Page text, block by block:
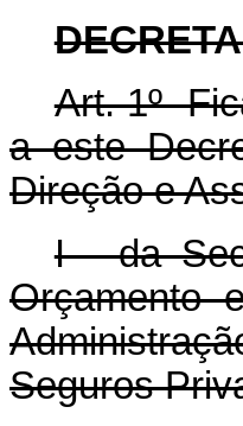
Art. 1º
a este
Direção e
I - da
Orçamento
Seguros